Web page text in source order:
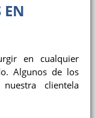
EN
en cualquier
Algunos de los
clientela